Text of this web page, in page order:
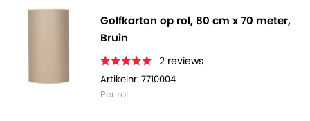
Golfkarton op rol, 80 cm x 70 meter,
Bruin
2 reviews
Artikelnr: 7710004
Per rol